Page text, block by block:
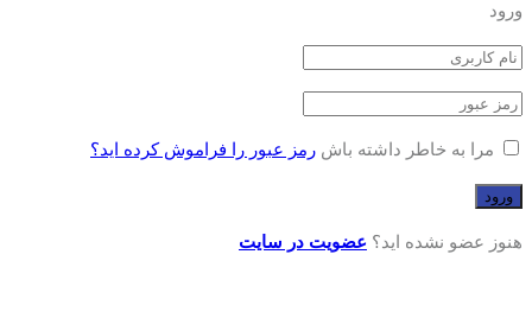
ورود
مرا به خاطر داشته باش رمز عبور را فراموش کرده اید؟
هنوز عضو نشده اید؟ عضویت در سایت